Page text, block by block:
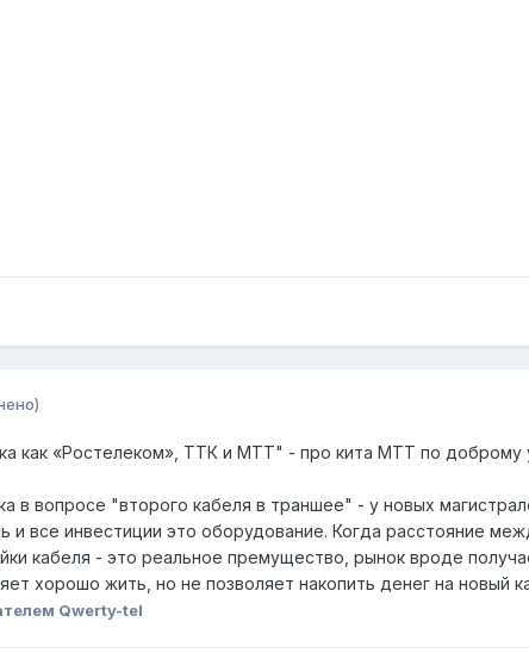
как «Ростелеком», ТТК и МТТ" - про кита МТТ по доброму
в вопросе "второго кабеля в траншее" - у новых
и все инвестиции это оборудование. Когда расстояние
кабеля - это реальное премущество, рынок вроде
хорошо жить, но не позволяет накопить денег на
Qwerty-tel